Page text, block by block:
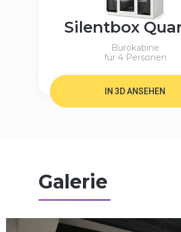
IN 3D ANSEHEN
Silentbox
Bürokabine
für 4 Personen
Galerie